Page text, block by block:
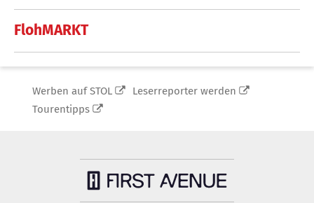
FlohMARKT
Werben auf STOL
Leserreporter werden
Tourentipps